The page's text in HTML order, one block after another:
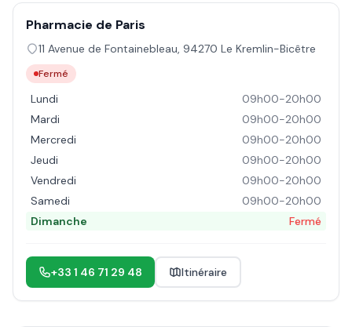
Pharmacie de Paris
11 Avenue de Fontainebleau, 94270 Le Kremlin-Bicêtre
Fermé
Lundi
09h00-20h00
Mardi
09h00-20h00
Mercredi
09h00-20h00
Jeudi
09h00-20h00
Vendredi
09h00-20h00
Samedi
09h00-20h00
Dimanche
Fermé
+33 1 46 71 29 48 Itinéraire